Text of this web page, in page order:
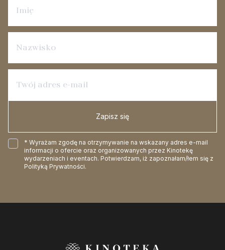
Zapisz się
* Wyrażam zgodę na otrzymywanie na wskazany adres e-mail
informacji o ofercie oraz organizowanych przez Kinotekę
wydarzeniach i eventach. Potwierdzam, iż zapoznałam/łem się z
Polityką Prywatności.